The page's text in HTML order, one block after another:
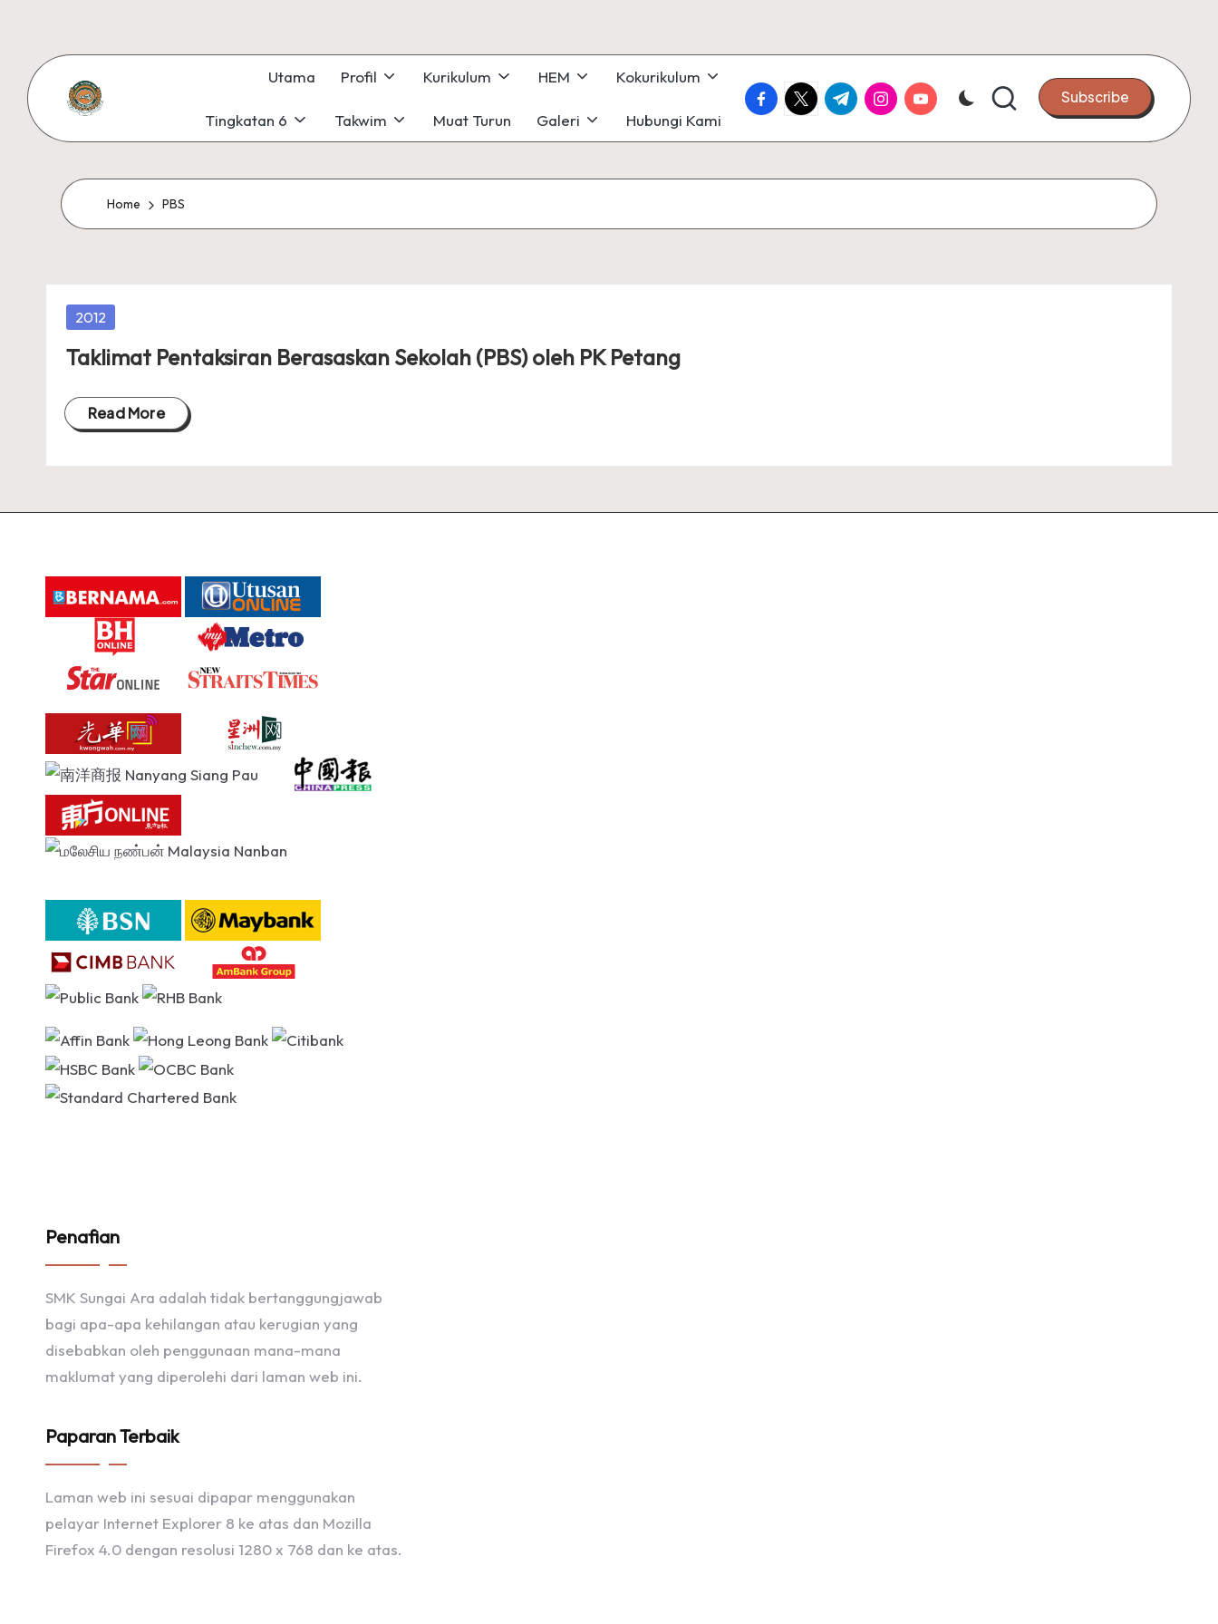
content
S
M
K
U
N
G
A
I
A
#SeMeSradiHati
Utama Profil Kurikulum HEM Kokurikulum
Tingkatan 6 Takwim Muat Turun Galeri Hubungi Kami
facebook.com
twitter.com
t.me instagram.com
youtube.com Subscribe
Home PBS
Posted
2012
Taklimat Pentaksiran Berasaskan Sekolah (PBS) oleh PK Petang
Read More
Penafian
SMK Sungai Ara adalah tidak bertanggungjawab
bagi apa-apa kehilangan atau kerugian yang
disebabkan oleh penggunaan mana-mana
maklumat yang diperolehi dari laman web ini.
Paparan Terbaik
Laman web ini sesuai dipapar menggunakan
pelayar Internet Explorer 8 ke atas dan Mozilla
Firefox 4.0 dengan resolusi 1280 x 768 dan ke atas.